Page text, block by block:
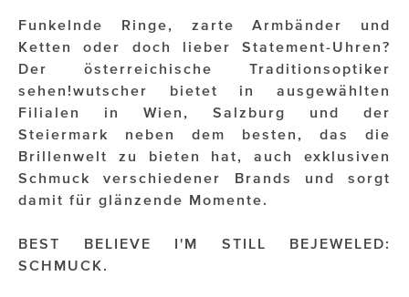
Impressionisten
JOHANN STRAUSS – NEW DIMENSIONS
JOOLZ
JUWELIER WAGNER
Magenta Telekom
NEVER AGE NUTRITION
Funkelnde Ringe, zarte Armbänder und
Ketten oder doch lieber Statement-Uhren?
Der österreichische Traditionsoptiker
sehen!wutscher bietet in ausgewählten
Filialen in Wien, Salzburg und der
Steiermark neben dem besten, das die
Brillenwelt zu bieten hat, auch exklusiven
Schmuck verschiedener Brands und sorgt
damit für glänzende Momente.
BEST BELIEVE I'M STILL BEJEWELED:
SCHMUCK.